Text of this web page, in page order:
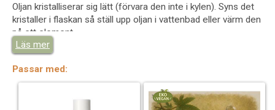
Oljan kristalliserar sig lätt (förvara den inte i kylen). Syns det
kristaller i flaskan så ställ upp oljan i vattenbad eller värm den
på ett element.
Vetenskapligt namn: Pimpinella anisum
Växtdel: Frö
Ursprungsland: Kina
Läs mer
Passar med: